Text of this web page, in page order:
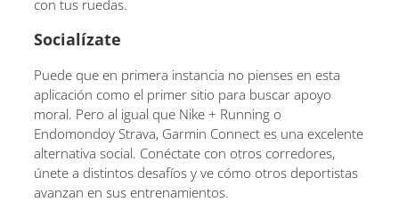
con tus ruedas.
Socialízate
Puede que en primera instancia no pienses en esta
aplicación como el primer sitio para buscar apoyo
moral. Pero al igual que Nike + Running o
Endomondoy Strava, Garmin Connect es una excelente
alternativa social. Conéctate con otros corredores,
únete a distintos desafíos y ve cómo otros deportistas
avanzan en sus entrenamientos.